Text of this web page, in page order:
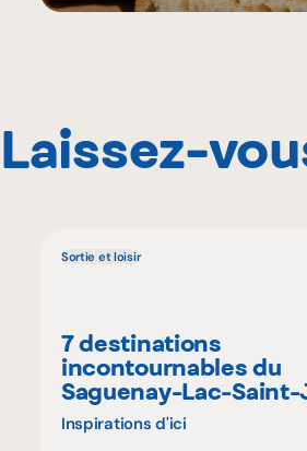
Laissez-
Sortie et loisir
7 destinations
incontournables du
Saguenay-Lac-Saint-
Inspirations d'ici